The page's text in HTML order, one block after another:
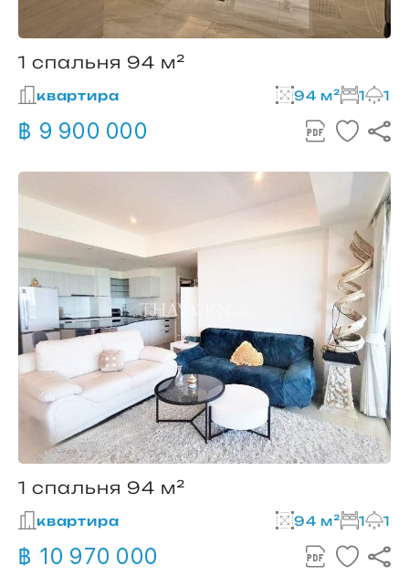
1 спальня 94 м²
квартира 94 м² 1 1
฿ 9 900 000
1 спальня 94 м²
квартира 94 м² 1 1
฿ 10 970 000